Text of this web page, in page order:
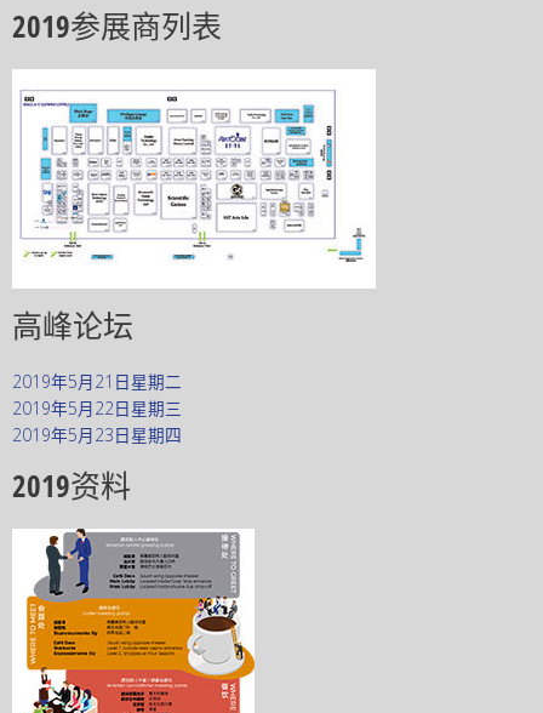
2019参展商列表
高峰论坛
2019年5月21日星期二
2019年5月22日星期三
2019年5月23日星期四
2019资料​